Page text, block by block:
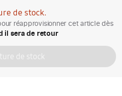
de stock.
réapprovisionner cet article dès
il sera de retour
de stock